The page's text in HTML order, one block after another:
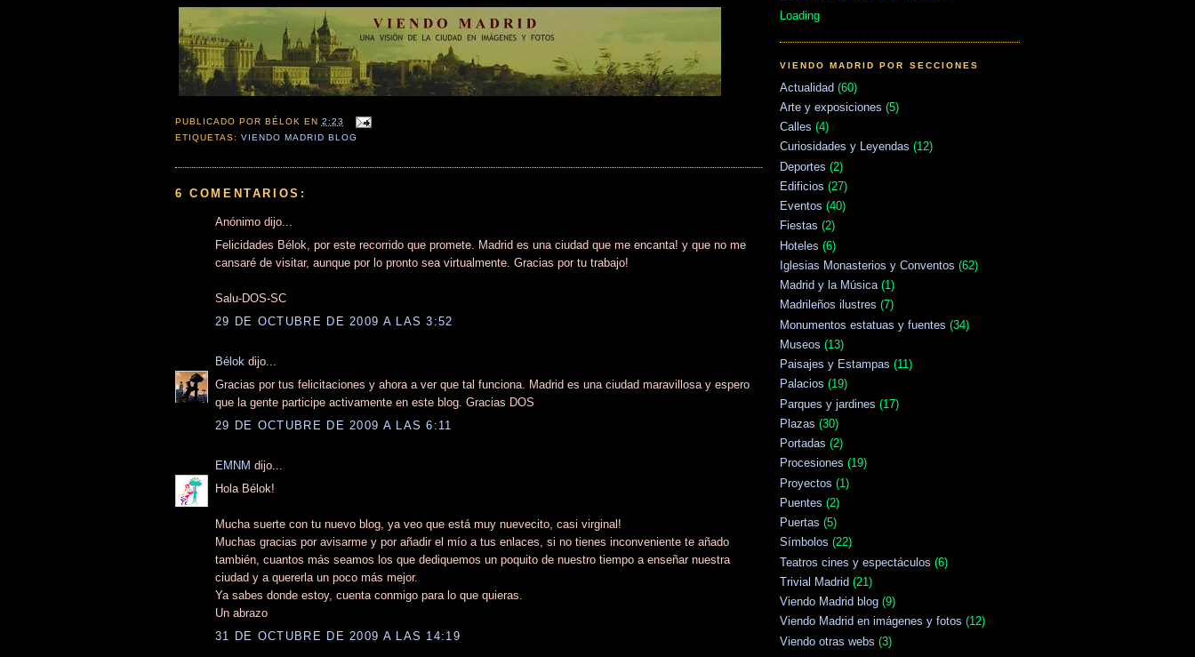
PUBLICADO POR BÉLOK EN 2:23
ETIQUETAS: VIENDO MADRID BLOG
6 COMENTARIOS:
Anónimo dijo...
Felicidades Bélok, por este recorrido que promete. Madrid es una ciudad que me encanta! y que no me
cansaré de visitar, aunque por lo pronto sea virtualmente. Gracias por tu trabajo!
Salu-DOS-SC
29 DE OCTUBRE DE 2009 A LAS 3:52
Bélok dijo...
Gracias por tus felicitaciones y ahora a ver que tal funciona. Madrid es una ciudad maravillosa y espero
que la gente participe activamente en este blog. Gracias DOS
29 DE OCTUBRE DE 2009 A LAS 6:11
EMNM dijo...
Hola Bélok!
Mucha suerte con tu nuevo blog, ya veo que está muy nuevecito, casi virginal!
Muchas gracias por avisarme y por añadir el mío a tus enlaces, si no tienes inconveniente te añado
también, cuantos más seamos los que dediquemos un poquito de nuestro tiempo a enseñar nuestra
ciudad y a quererla un poco más mejor.
Ya sabes donde estoy, cuenta conmigo para lo que quieras.
Un abrazo
31 DE OCTUBRE DE 2009 A LAS 14:19
Loading
VIENDO MADRID POR SECCIONES
Actualidad (60)
Arte y exposiciones (5)
Calles (4)
Curiosidades y Leyendas (12)
Deportes (2)
Edificios (27)
Eventos (40)
Fiestas (2)
Hoteles (6)
Iglesias Monasterios y Conventos (62)
Madrid y la Música (1)
Madrileños ilustres (7)
Monumentos estatuas y fuentes (34)
Museos (13)
Paisajes y Estampas (11)
Palacios (19)
Parques y jardines (17)
Plazas (30)
Portadas (2)
Procesiones (19)
Proyectos (1)
Puentes (2)
Puertas (5)
Símbolos (22)
Teatros cines y espectáculos (6)
Trivial Madrid (21)
Viendo Madrid blog (9)
Viendo Madrid en imágenes y fotos (12)
Viendo otras webs (3)